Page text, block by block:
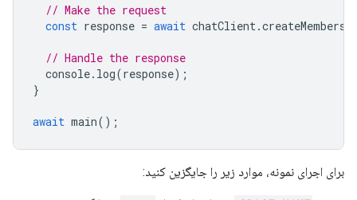
// Make the request
const response = await chatClient.
// Handle the response
console. log(response);
}
await main();
برای اجرای نمونه، موارد زیر را جایگزین کنید: